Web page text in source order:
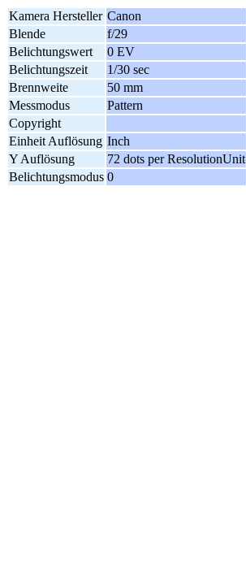
Kamera Hersteller Canon
Blende
f/29
Belichtungswert
0 EV
Belichtungszeit
1/30 sec
Brennweite
50 mm
Messmodus
Pattern
Copyright
Einheit Auflösung Inch
Y Auflösung
72 dots per ResolutionUnit
Belichtungsmodus 0